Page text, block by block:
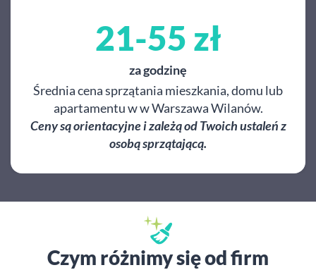
21-55 zł
za godzinę
Średnia cena sprzątania mieszkania, domu lub
apartamentu w w Warszawa Wilanów.
Ceny są orientacyjne i zależą od Twoich ustaleń z
osobą sprzątającą.
Czym różnimy się od firm